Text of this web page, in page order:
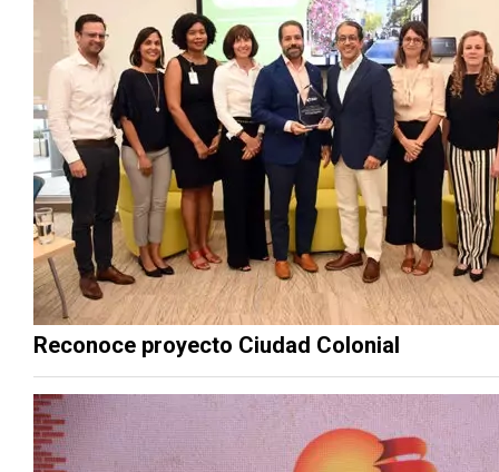
Reconoce proyecto Ciudad Colonial